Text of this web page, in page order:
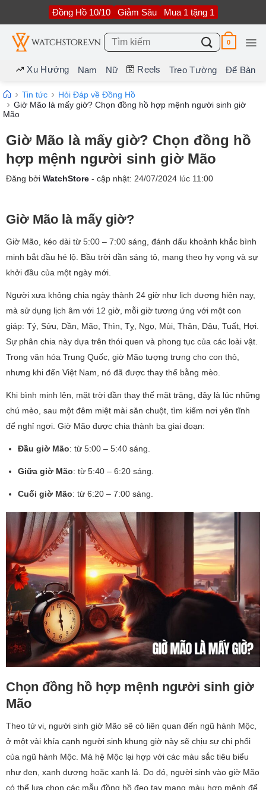
nội
dung
Đồng Hồ 10/10 Giảm Sâu Mua 1 tặng 1
Tìm
kiếm:
0
Xu Hướng Nam Nữ Reels Treo Tường Để Bàn
Tin tức
Hỏi Đáp về Đồng Hồ
Giờ Mão là mấy giờ? Chọn đồng hồ hợp mệnh người sinh giờ
Mão
Giờ Mão là mấy giờ? Chọn đồng hồ
hợp mệnh người sinh giờ Mão
Đăng bởi WatchStore - cập nhật: 24/07/2024 lúc 11:00
Giờ Mão là mấy giờ?
Giờ Mão, kéo dài từ 5:00 – 7:00 sáng, đánh dấu khoảnh khắc bình
minh bắt đầu hé lộ. Bầu trời dần sáng tỏ, mang theo hy vọng và sự
khởi đầu của một ngày mới.
Người xưa không chia ngày thành 24 giờ như lịch dương hiện nay,
mà sử dụng lịch âm với 12 giờ, mỗi giờ tương ứng với một con
giáp: Tý, Sửu, Dần, Mão, Thìn, Tỵ, Ngọ, Mùi, Thân, Dậu, Tuất, Hợi.
Sự phân chia này dựa trên thói quen và phong tục của các loài vật.
Trong văn hóa Trung Quốc, giờ Mão tượng trưng cho con thỏ,
nhưng khi đến Việt Nam, nó đã được thay thế bằng mèo.
Khi bình minh lên, mặt trời dần thay thế mặt trăng, đây là lúc những
chú mèo, sau một đêm miệt mài săn chuột, tìm kiếm nơi yên tĩnh
để nghỉ ngơi. Giờ Mão được chia thành ba giai đoạn:
Đầu giờ Mão: từ 5:00 – 5:40 sáng.
Giữa giờ Mão: từ 5:40 – 6:20 sáng.
Cuối giờ Mão: từ 6:20 – 7:00 sáng.
Chọn đồng hồ hợp mệnh người sinh giờ
Mão
Theo tử vi, người sinh giờ Mão sẽ có liên quan đến ngũ hành Mộc,
ở một vài khía cạnh người sinh khung giờ này sẽ chịu sự chi phối
của ngũ hành Mộc. Mà hệ Mộc lại hợp với các màu sắc tiêu biểu
như đen, xanh dương hoặc xanh lá. Do đó, người sinh vào giờ Mão
có thể lựa chọn các mẫu đồng hồ đeo tay mang màu hợp mệnh để